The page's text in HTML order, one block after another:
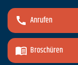
Anrufen
Broschüren